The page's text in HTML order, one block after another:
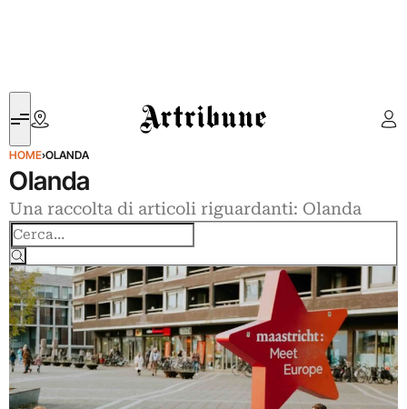
Artribune
HOME›OLANDA
Olanda
Una raccolta di articoli riguardanti: Olanda
Cerca